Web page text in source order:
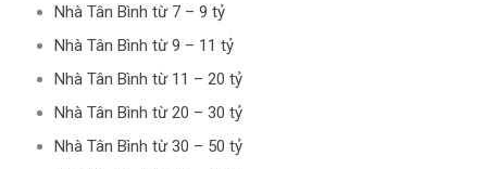
Nhà Tân Bình từ 7 – 9 tỷ
Nhà Tân Bình từ 9 – 11 tỷ
Nhà Tân Bình từ 11 – 20 tỷ
Nhà Tân Bình từ 20 – 30 tỷ
Nhà Tân Bình từ 30 – 50 tỷ